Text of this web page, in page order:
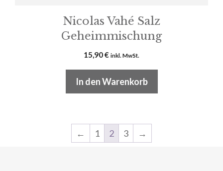
Nicolas Vahé Salz
Geheimmischung
15,90€ inkl. MwSt.
In den Warenkorb
← 1 2 3 →